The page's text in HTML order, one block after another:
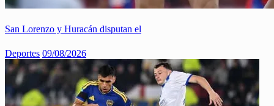
San Lorenzo y Huracán disputan el
Deportes 09/08/2026